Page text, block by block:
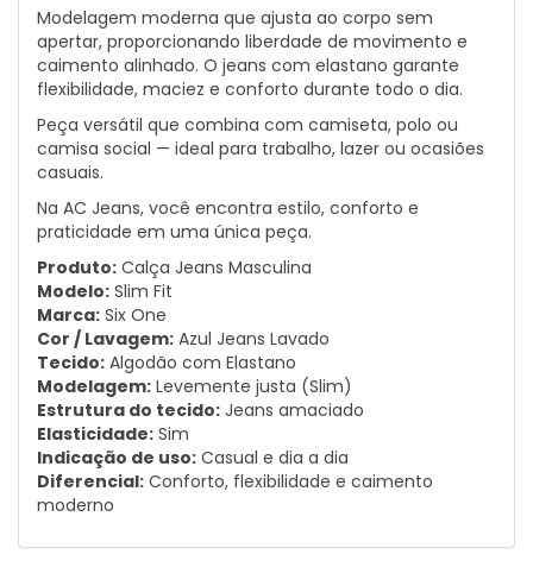
Modelagem moderna que ajusta ao corpo sem
apertar, proporcionando liberdade de movimento e
caimento alinhado. O jeans com elastano garante
flexibilidade, maciez e conforto durante todo o dia.
Peça versátil que combina com camiseta, polo ou
camisa social — ideal para trabalho, lazer ou ocasiões
casuais.
Na AC Jeans, você encontra estilo, conforto e
praticidade em uma única peça.
Produto: Calça Jeans Masculina
Modelo: Slim Fit
Marca: Six One
Cor / Lavagem: Azul Jeans Lavado
Tecido: Algodão com Elastano
Modelagem: Levemente justa (Slim)
Estrutura do tecido: Jeans amaciado
Elasticidade: Sim
Indicação de uso: Casual e dia a dia
Diferencial: Conforto, flexibilidade e caimento
moderno